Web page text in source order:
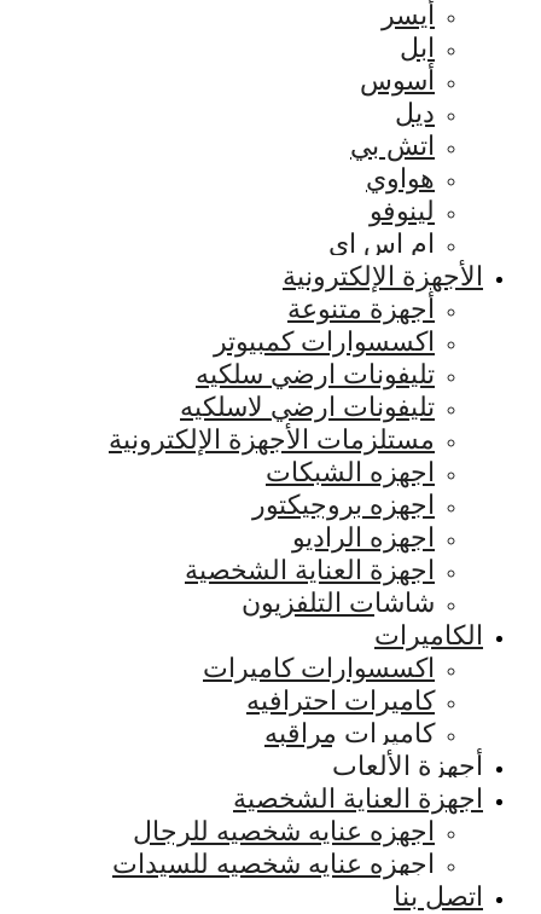
أيسر
ابل
أسوس
ديل
اتش بي
هواوي
لينوفو
ام اس اي
الأجهزة الإلكترونية
أجهزة متنوعة
اكسسوارات كمبيوتر
تليفونات ارضي سلكيه
تليفونات ارضي لاسلكيه
مستلزمات الأجهزة الإلكترونية
اجهزه الشبكات
اجهزه بروجيكتور
اجهزه الراديو
اجهزة العناية الشخصية
شاشات التلفزيون
الكاميرات
اكسسوارات كاميرات
كاميرات احترافيه
كاميرات مراقبه
أجهزة الألعاب
اجهزة العناية الشخصية
اجهزه عنايه شخصيه للرجال
اجهزه عنايه شخصيه للسيدات
اتصل بنا